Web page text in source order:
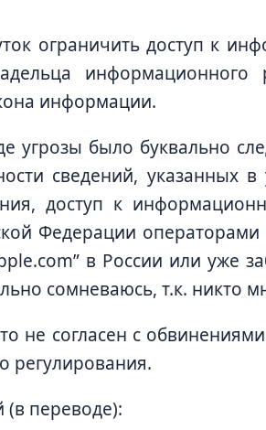
ограничить доступ к
информации.
угрозы было буквально
сведений, указанных
доступ к
Федерации
в России или уже
сомневаюсь, т.к. никто
не согласен с
регулирования.
(в переводе):